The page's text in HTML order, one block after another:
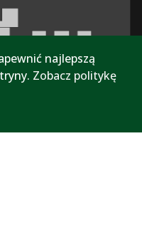
najlepszą
Zobacz politykę